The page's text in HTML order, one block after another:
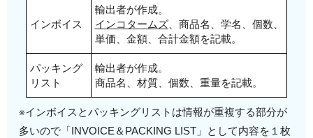
インボイス
輸出者が作成。
インコタームズ、商品名、学名、個数、
単価、金額、合計金額を記載。
パッキング
リスト
輸出者が作成。
商品名、材質、個数、重量を記載。
※インボイスとパッキングリストは情報が重複する部分が
多いので「INVOICE＆PACKING LIST」として内容を１枚